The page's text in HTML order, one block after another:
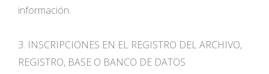
información.
3. INSCRIPCIONES EN EL REGISTRO DEL ARCHIVO,
REGISTRO, BASE O BANCO DE DATOS